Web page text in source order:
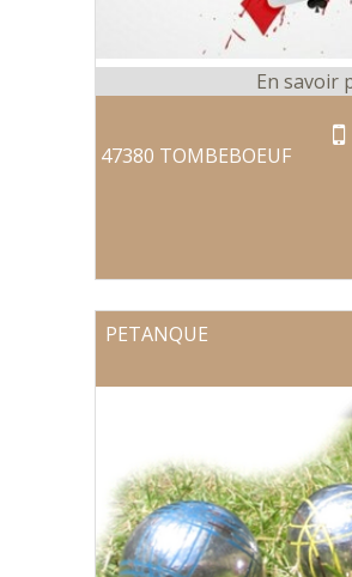
47380 TOMBEBOEUF
PETANQUE